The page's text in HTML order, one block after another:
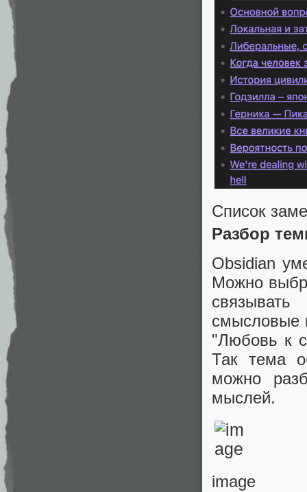
Список
Разбор
Obsidian
Можно
смысловые
"Любовь к
Так тема
можно
мыслей.
image